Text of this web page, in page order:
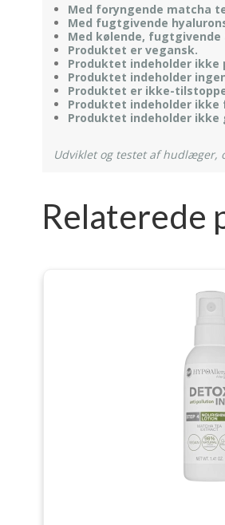
Med foryngende matcha
Med fugtgivende
Med kølende, fugtgivende
Produktet er vegansk.
Produktet indeholder ikke
Produktet indeholder
Produktet er ikke-
Produktet indeholder
Produktet indeholder ikke
Udviklet og testet af hudlæger,
Relaterede